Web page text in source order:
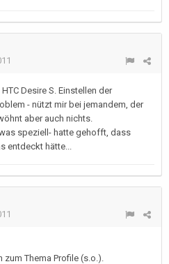
Desire S. Einstellen der
- nützt mir bei jemandem, der
aber auch nichts.
speziell- hatte gehofft, dass
entdeckt hätte...
Thema Profile (s.o.).